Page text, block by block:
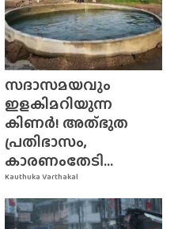
Kauthuka Varthakal
സദാസമയവും
ഇളകിമറിയുന്ന
കിണർ! അത്‌ഭുത
പ്രതിഭാസം,
കാരണംതേടി...